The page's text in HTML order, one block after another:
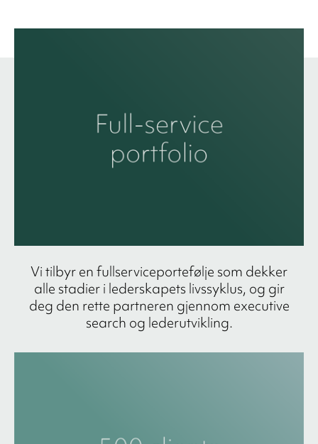
Vi tilbyr en fullserviceportefølje som dekker
alle stadier i lederskapets livssyklus, og gir
deg den rette partneren gjennom executive
search og lederutvikling.